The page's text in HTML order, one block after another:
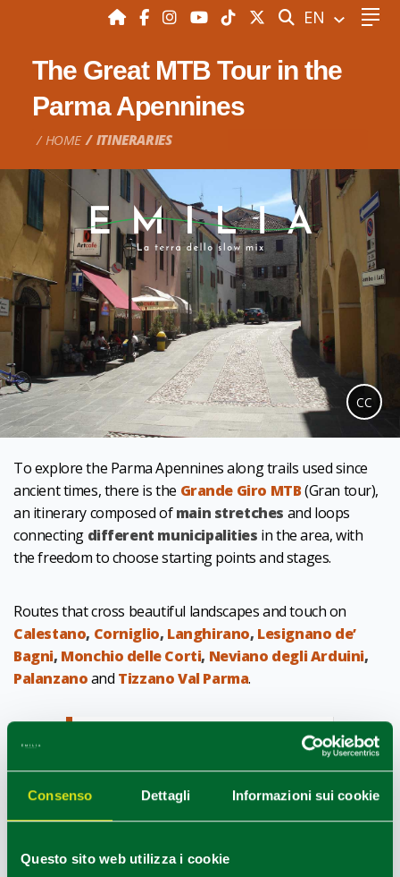
Consenso Dettagli Informazioni sui cookie
Questo sito web utilizza i cookie
SEARCH
EN
The Great MTB Tour in the
Parma Apennines
HOME ITINERARIES
CC
To explore the Parma Apennines along trails used since
ancient times, there is the Grande Giro MTB(Gran tour),
an itinerary composed ofmain stretches and loops
connecting different municipalities in the area, with
the freedom to choose starting points and stages.
Routes that cross beautiful landscapes and touch on
Calestano, Corniglio, Langhirano, Lesignano de’
Bagni, Monchio delle Corti, Neviano degli Arduini,
Palanzanoand Tizzano Val Parma.
Friends/Single,Couple